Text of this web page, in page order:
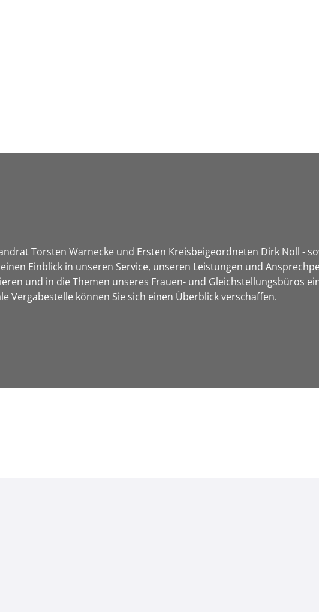
Torsten Warnecke und Ersten Kreisbeigeordneten Dirk Noll -
Einblick in unseren Service, unseren Leistungen und
und in die Themen unseres Frauen- und Gleichstellungsbüros
Vergabestelle können Sie sich einen Überblick verschaffen.